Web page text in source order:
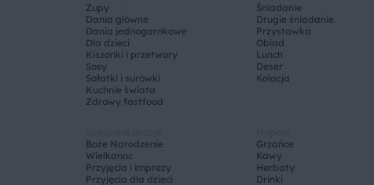
Zupy
Dania główne
Dania jednogarnkowe
Dla dzieci
Kiszonki i przetwory
Sosy
Sałatki i surówki
Kuchnie świata
Zdrowy fastfood
Śniadanie
Drugie śniadanie
Przystawka
Obiad
Lunch
Deser
Kolacja
Boże Narodzenie
Wielkanoc
Przyjęcia i imprezy
Przyjęcia dla dzieci
Grzańce
Kawy
Herbaty
Drinki